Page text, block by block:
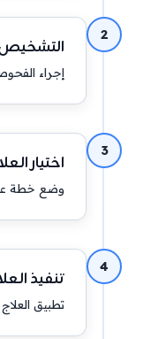
2
التشخيص
إجراء
3
اختيار
وضع خطة
4
تنفيذ
تطبيق